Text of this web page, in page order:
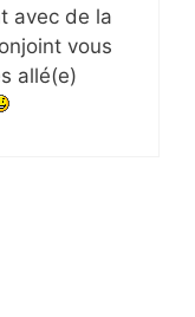
avec de la
vous
allé(e)